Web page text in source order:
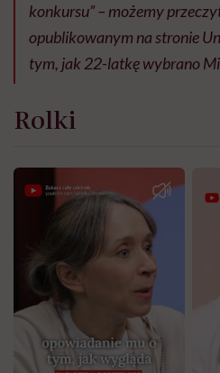
konkursu” – możemy
opublikowanym na stronie
tym, jak 22-latkę wybrano
Rolki